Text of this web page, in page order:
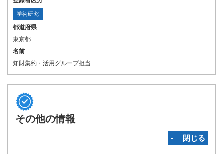
学術研究
都道府県
東京都
名前
知財集約・活用グループ担当
その他の情報
‐ 閉じる